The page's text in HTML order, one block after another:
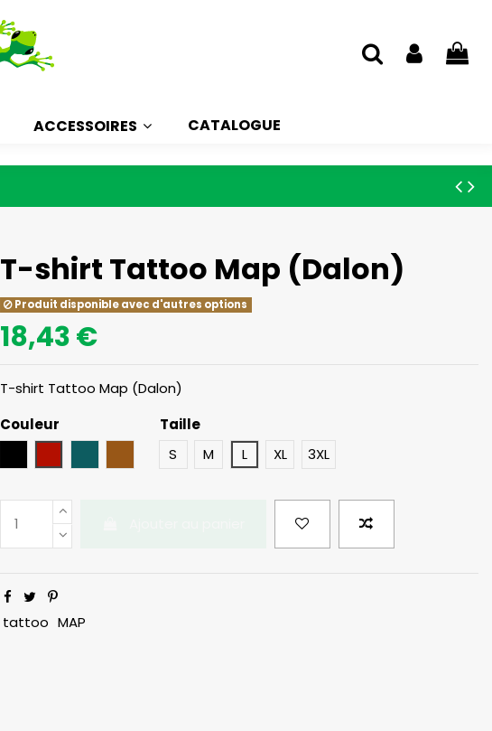
ACCESSOIRES CATALOGUE
T-shirt Tattoo Map (Dalon)
Produit disponible avec d'autres options
18,43 €
T-shirt Tattoo Map (Dalon)
Couleur
Taille
S
M L XL 3XL
tattoo MAP